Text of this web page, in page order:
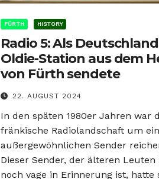
FÜRTH HISTORY
Radio 5: Als
Oldie-Station aus dem
von Fürth sendete
22. AUGUST 2024
In den späten 1980er Jahren war
fränkische Radiolandschaft um
außergewöhnlichen Sender
Dieser Sender, der älteren
noch vage in Erinnerung ist, hatte